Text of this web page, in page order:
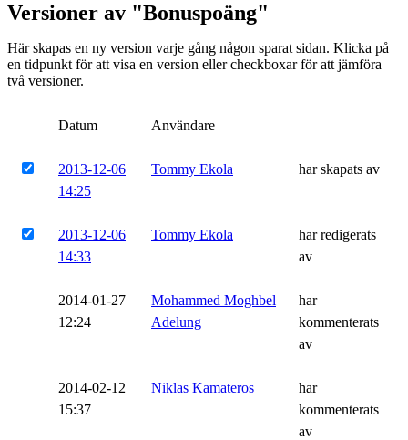
Versioner av "Bonuspoäng"
Här skapas en ny version varje gång någon sparat sidan. Klicka på
en tidpunkt för att visa en version eller checkboxar för att jämföra
två versioner.
Datum Användare
2013-12-06
14:25
Tommy Ekola har skapats av
2013-12-06
14:33
Tommy Ekola
har redigerats
av
2014-01-27
12:24
Mohammed Moghbel
Adelung
har
kommenterats
av
2014-02-12
15:37
Niklas Kamateros
har
kommenterats
av